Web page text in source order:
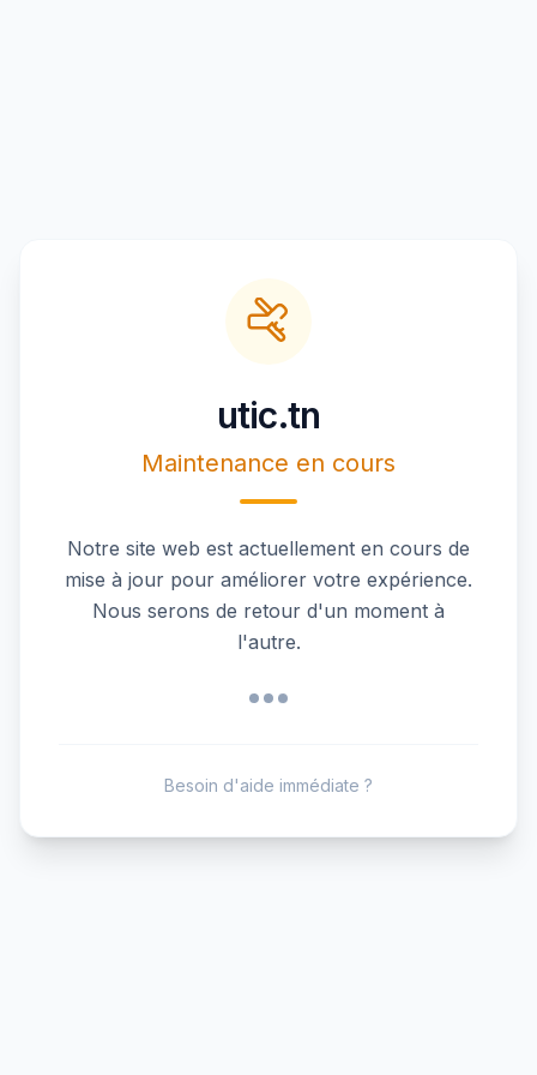
utic.tn
Maintenance en cours
Notre site web est actuellement en cours de
mise à jour pour améliorer votre expérience.
Nous serons de retour d'un moment à
l'autre.
Besoin d'aide immédiate ?